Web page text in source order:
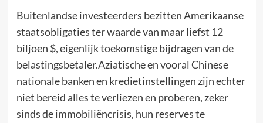
Buitenlandse investeerders bezitten Amerikaanse
staatsobligaties ter waarde van maar liefst 12
biljoen $, eigenlijk toekomstige bijdragen van de
belastingsbetaler.Aziatische en vooral Chinese
nationale banken en kredietinstellingen zijn echter
niet bereid alles te verliezen en proberen, zeker
sinds de immobiliëncrisis, hun reserves te